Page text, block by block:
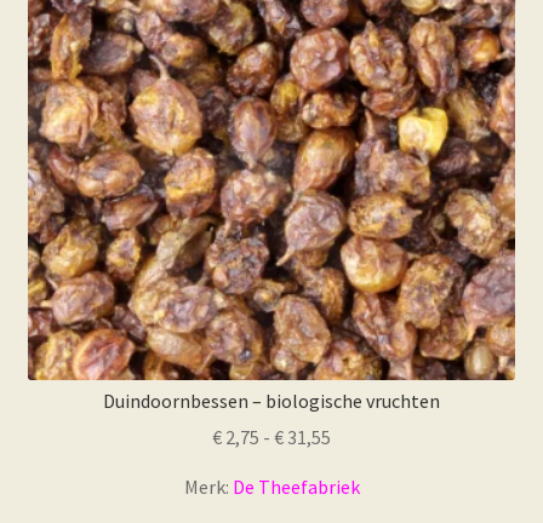
kan
gekozen
worden
op
de
productpagina
Duindoornbessen – biologische vruchten
€ 2,75 - € 31,55
tot
Merk: De Theefabriek